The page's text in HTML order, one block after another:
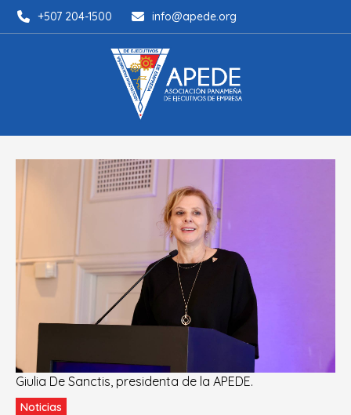
+507 204-1500 info@apede.org
Giulia De Sanctis, presidenta de la APEDE.
Noticias